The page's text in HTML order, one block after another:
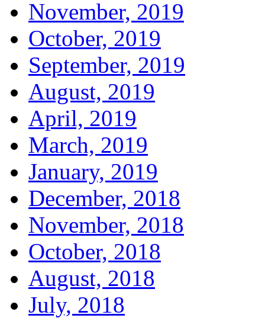
November, 2019
October, 2019
September, 2019
August, 2019
April, 2019
March, 2019
January, 2019
December, 2018
November, 2018
October, 2018
August, 2018
July, 2018